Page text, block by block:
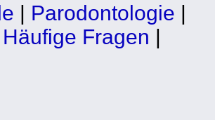
| Parodontologie |
Häufige Fragen |